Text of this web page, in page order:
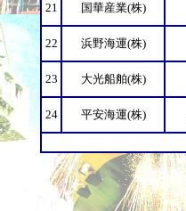
21 国華産業(株)
22 浜野海運(株)
23 大光船舶(株)
24 平安海運(株)